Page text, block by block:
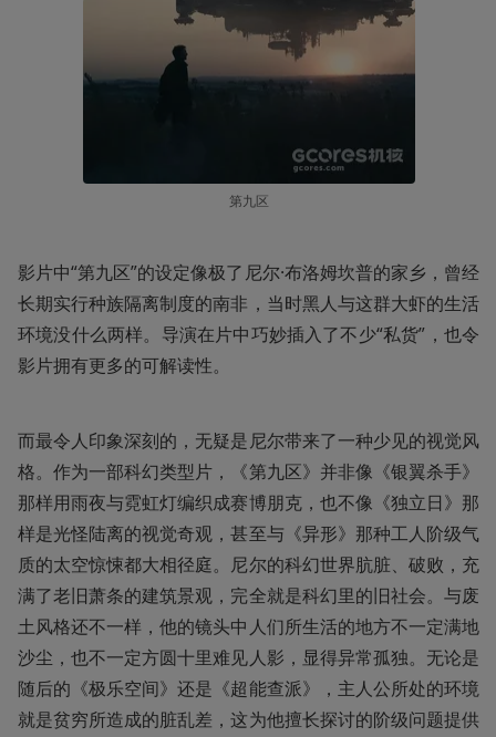
第九区
影片中“第九区”的设定像极了尼尔·布洛姆坎普的家乡，曾经
长期实行种族隔离制度的南非，当时黑人与这群大虾的生活
环境没什么两样。导演在片中巧妙插入了不少“私货”，也令
影片拥有更多的可解读性。
而最令人印象深刻的，无疑是尼尔带来了一种少见的视觉风
格。作为一部科幻类型片，《第九区》并非像《银翼杀手》
那样用雨夜与霓虹灯编织成赛博朋克，也不像《独立日》那
样是光怪陆离的视觉奇观，甚至与《异形》那种工人阶级气
质的太空惊悚都大相径庭。尼尔的科幻世界肮脏、破败，充
满了老旧萧条的建筑景观，完全就是科幻里的旧社会。与废
土风格还不一样，他的镜头中人们所生活的地方不一定满地
沙尘，也不一定方圆十里难见人影，显得异常孤独。无论是
随后的《极乐空间》还是《超能查派》，主人公所处的环境
就是贫穷所造成的脏乱差，这为他擅长探讨的阶级问题提供